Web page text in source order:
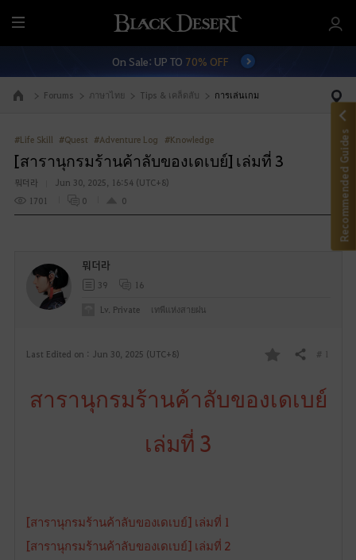
M
e
On Sale: UP TO 70% OFF
Go to the main page Forums ภาษาไทย Tips & เคล็ดลับ การเล่นเกม
#Life Skill #Quest #Adventure Log #Knowledge
[สารานุกรมร้านค้าลับของเดเบย์] เล่มที่ 3
뭐더라
Jun 30, 2025, 16:54 (UTC+8)
1701
0 0
Last Edited on : Jun 30, 2025 (UTC+8)
a
Share # 1
สารานุกรมร้านค้าลับของเดเบย์
เล่มที่ 3
[สารานุกรมร้านค้าลับของเดเบย์] เล่มที่ 1
[สารานุกรมร้านค้าลับของเดเบย์] เล่มที่ 2
뭐더라
39 16
Lv. Private เทพีแห่งสายฝน
Recommended Guides